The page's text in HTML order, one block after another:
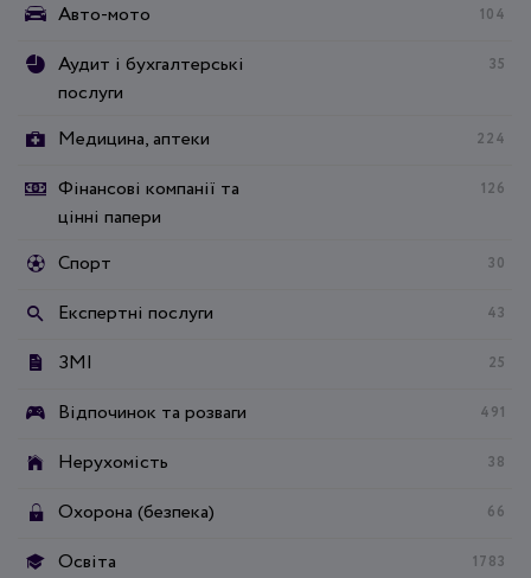
Авто-мото
104
Аудит і бухгалтерські
послуги
35
Медицина, аптеки 224
Фінансові компанії та
цінні папери
126
Спорт 30
Експертні послуги 43
ЗМІ 25
Відпочинок та розваги 491
Нерухомість 38
Охорона (безпека) 66
Освіта 1783